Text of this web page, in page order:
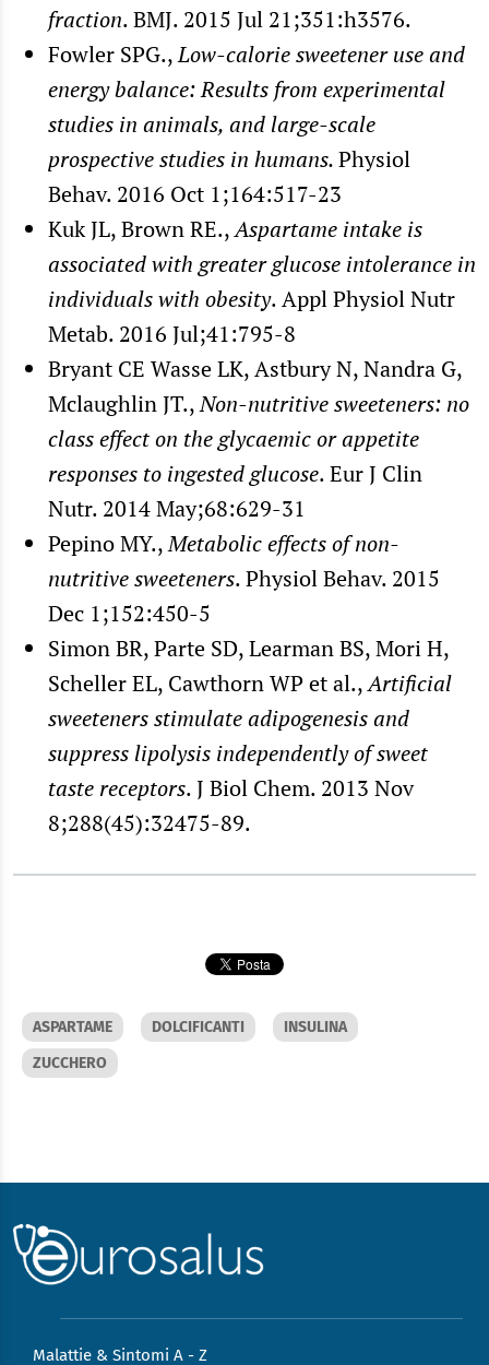
fraction. BMJ. 2015 Jul 21;351:h3576.
Fowler SPG.,Low-calorie sweetener use and
energy balance: Results from experimental
studies in animals, and large-scale
prospective studies in humans.Physiol
Behav. 2016 Oct 1;164:517-23
Kuk JL, Brown RE.,Aspartame intake is
associated with greater glucose intolerance in
individuals with obesity. Appl Physiol Nutr
Metab. 2016 Jul;41:795-8
Bryant CE Wasse LK, Astbury N, Nandra G,
Mclaughlin JT.,Non-nutritive sweeteners: no
class effect on the glycaemic or appetite
responses to ingested glucose. Eur J Clin
Nutr. 2014 May;68:629-31
Pepino MY.,Metabolic effects of non-
nutritive sweeteners. Physiol Behav. 2015
Dec 1;152:450-5
Simon BR, Parte SD, Learman BS, Mori H,
Scheller EL, Cawthorn WP et al.,Artificial
sweeteners stimulate adipogenesis and
suppress lipolysis independently of sweet
taste receptors. J Biol Chem. 2013 Nov
8;288(45):32475-89.
ASPARTAME DOLCIFICANTI
INSULINA
ZUCCHERO
Malattie & Sintomi A - Z